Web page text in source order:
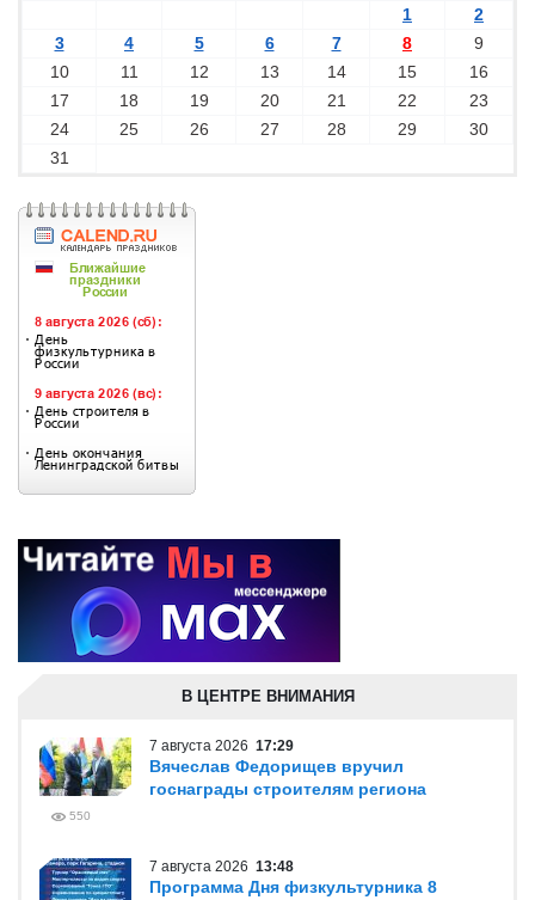
1
2
3
4 5 6 7 8
9
10
11 12 13 14 15
16
17
18 19 20 21 22
23
24
25 26 27 28 29
30
31
В ЦЕНТРЕ ВНИМАНИЯ
7 августа 2026 17:29
Вячеслав Федорищев вручил
госнаграды строителям региона
550
7 августа 2026 13:48
Программа Дня физкультурника 8